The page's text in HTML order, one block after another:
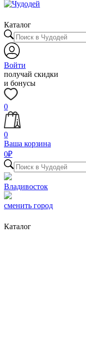
Каталог
Войти
получай скидки
и бонусы
0
0
Ваша корзина
0₽
Владивосток
сменить город
Каталог